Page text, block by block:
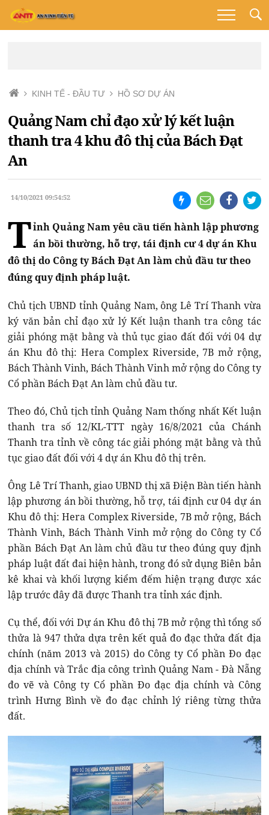
KINH TẾ - ĐẦU TƯ HỒ SƠ DỰ ÁN
Quảng Nam chỉ đạo xử lý kết luận
thanh tra 4 khu đô thị của Bách Đạt
An
14/10/2021 09:54:52
Tỉnh Quảng Nam yêu cầu tiến hành lập phương
án bồi thường, hỗ trợ, tái định cư 4 dự án Khu
đô thị do Công ty Bách Đạt An làm chủ đầu tư theo
đúng quy định pháp luật.
Chủ tịch UBND tỉnh Quảng Nam, ông Lê Trí Thanh vừa
ký văn bản chỉ đạo xử lý Kết luận thanh tra công tác
giải phóng mặt bằng và thủ tục giao đất đối với 04 dự
án Khu đô thị: Hera Complex Riverside, 7B mở rộng,
Bách Thành Vinh, Bách Thành Vinh mở rộng do Công ty
Cổ phần Bách Đạt An làm chủ đầu tư.
Theo đó, Chủ tịch tỉnh Quảng Nam thống nhất Kết luận
thanh tra số 12/KL-TTT ngày 16/8/2021 của Chánh
Thanh tra tỉnh về công tác giải phóng mặt bằng và thủ
tục giao đất đối với 4 dự án Khu đô thị trên.
Ông Lê Trí Thanh, giao UBND thị xã Điện Bàn tiến hành
lập phương án bồi thường, hỗ trợ, tái định cư 04 dự án
Khu đô thị: Hera Complex Riverside, 7B mở rộng, Bách
Thành Vinh, Bách Thành Vinh mở rộng do Công ty Cổ
phần Bách Đạt An làm chủ đầu tư theo đúng quy định
pháp luật đất đai hiện hành, trong đó sử dụng Biên bản
kê khai và khối lượng kiểm đếm hiện trạng được xác
lập trước đây đã được Thanh tra tỉnh xác định.
Cụ thể, đối với Dự án Khu đô thị 7B mở rộng thì tổng số
thửa là 947 thửa dựa trên kết quả đo đạc thửa đất địa
chính (năm 2013 và 2015) do Công ty Cổ phần Đo đạc
địa chính và Trắc địa công trình Quảng Nam - Đà Nẵng
đo vẽ và Công ty Cổ phần Đo đạc địa chính và Công
trình Hưng Bình về đo đạc chỉnh lý riêng từng thửa
đất.